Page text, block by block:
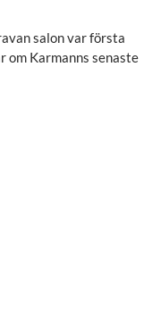
salon var första
om Karmanns senaste